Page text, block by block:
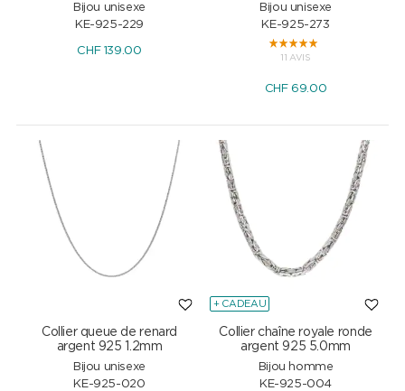
Bijou unisexe
KE-925-229
CHF139.00
Bijou unisexe
KE-925-273
11 AVIS
CHF69.00
Collier queue de renard
argent 925 1.2mm
Bijou unisexe
KE-925-020
+ CADEAU
Collier chaîne royale ronde
argent 925 5.0mm
Bijou homme
KE-925-004